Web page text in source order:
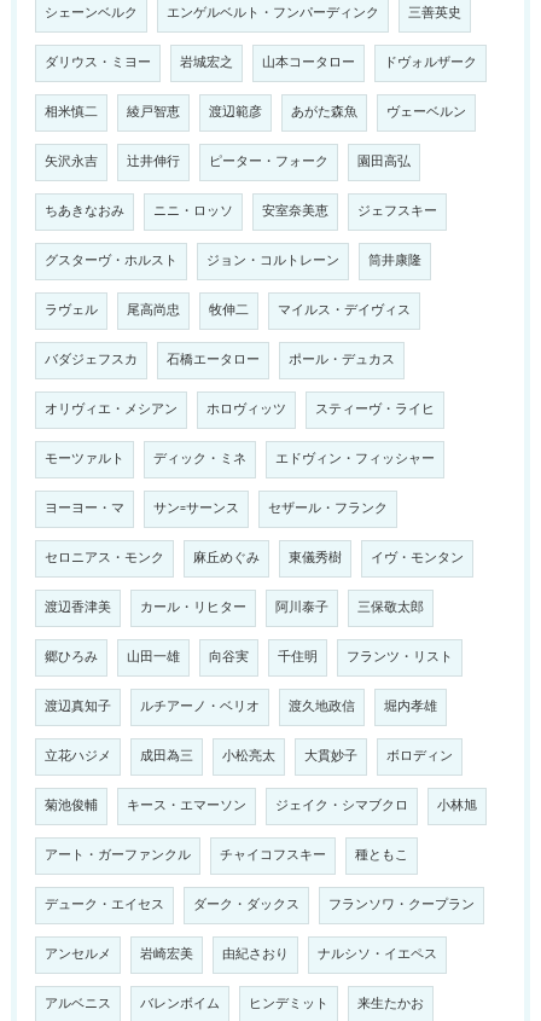
シェーンベルク エンゲルベルト・フンパーディンク 三善英史
ダリウス・ミヨー 岩城宏之 山本コータロー ドヴォルザーク
相米慎二 綾戸智恵 渡辺範彦 あがた森魚 ヴェーベルン
矢沢永吉 辻井伸行 ピーター・フォーク 園田高弘
ちあきなおみ ニニ・ロッソ 安室奈美恵 ジェフスキー
グスターヴ・ホルスト ジョン・コルトレーン 筒井康隆
ラヴェル 尾高尚忠 牧伸二 マイルス・デイヴィス
バダジェフスカ 石橋エータロー ポール・デュカス
オリヴィエ・メシアン ホロヴィッツ スティーヴ・ライヒ
モーツァルト ディック・ミネ エドヴィン・フィッシャー
ヨーヨー・マ サン=サーンス セザール・フランク
セロニアス・モンク 麻丘めぐみ 東儀秀樹 イヴ・モンタン
渡辺香津美 カール・リヒター 阿川泰子 三保敬太郎
郷ひろみ 山田一雄 向谷実 千住明 フランツ・リスト
渡辺真知子 ルチアーノ・ベリオ 渡久地政信 堀内孝雄
立花ハジメ 成田為三 小松亮太 大貫妙子 ボロディン
菊池俊輔 キース・エマーソン ジェイク・シマブクロ 小林旭
アート・ガーファンクル チャイコフスキー 種ともこ
デューク・エイセス ダーク・ダックス フランソワ・クープラン
アンセルメ 岩崎宏美 由紀さおり ナルシソ・イエペス
アルベニス バレンボイム ヒンデミット 来生たかお